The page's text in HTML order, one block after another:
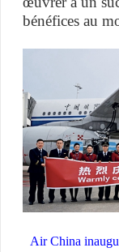
bénéfices au
Air China